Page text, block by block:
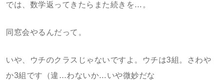
では、数学返ってきたらまた続きを…。
同窓会やるんだって。
いや、ウチのクラスじゃないですよ。ウチは3組。さわや
か3組です（違…わないか…いや微妙だな